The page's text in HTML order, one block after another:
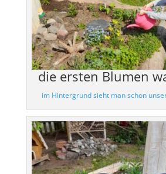
die ersten Blumen
im Hintergrund sieht man schon